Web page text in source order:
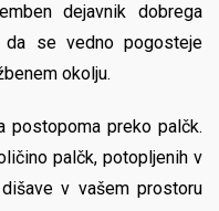
dejavnik dobrega
se vedno pogosteje
okolju.
postopoma preko palčk.
palčk, potopljenih v
v vašem prostoru